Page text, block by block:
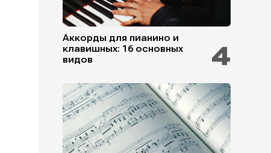
Аккорды для пианино и
клавишных: 16 основных
видов